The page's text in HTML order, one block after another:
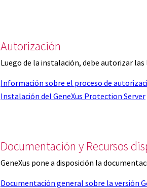
Autorización
Luego de la instalación, debe autorizar
Información sobre el proceso de
Instalación del GeneXus Protection Server
Documentación y Recursos
GeneXus pone a disposición la
Documentación general sobre la versión